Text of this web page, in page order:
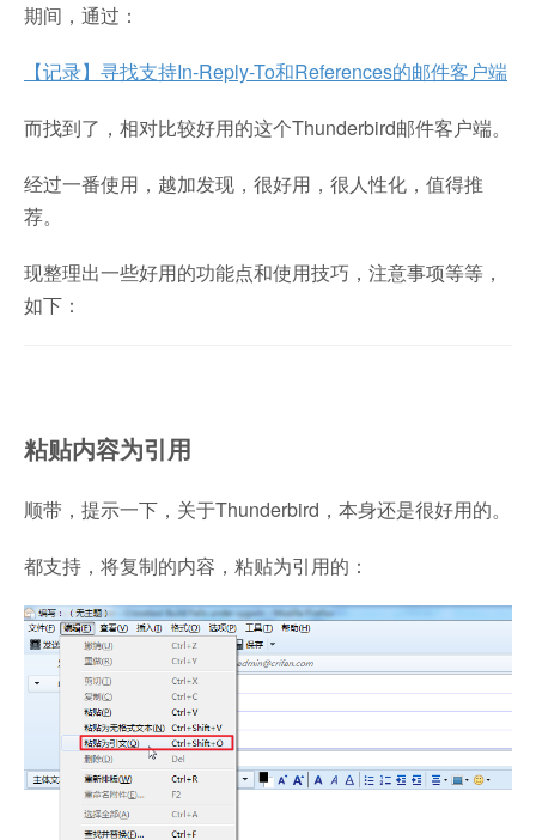
期间，通过：
【记录】寻找支持In-Reply-To和References的邮件客户端
而找到了，相对比较好用的这个Thunderbird邮件客户端。
经过一番使用，越加发现，很好用，很人性化，值得推
荐。
现整理出一些好用的功能点和使用技巧，注意事项等等，
如下：
粘贴内容为引用
顺带，提示一下，关于Thunderbird，本身还是很好用的。
都支持，将复制的内容，粘贴为引用的：